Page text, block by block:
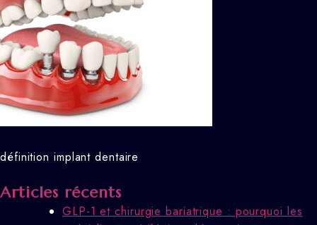
définition implant dentaire
Articles récents
GLP-1 et chirurgie bariatrique : pourquoi les